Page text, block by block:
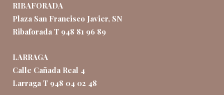
RIBAFORADA
Plaza San Francisco Javier, SN
Ribaforada T 948 81 96 89
LARRAGA
Calle Cañada Real 4
Larraga T 948 04 02 48